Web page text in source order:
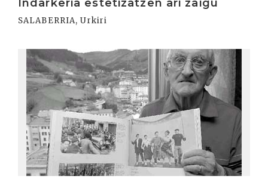
Indarkeria estetizatzen ari zaigu
SALABERRIA, Urkiri
Irakurri